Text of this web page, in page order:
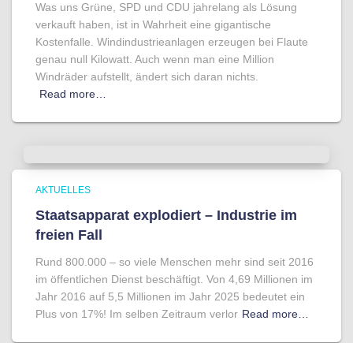
Was uns Grüne, SPD und CDU jahrelang als Lösung
verkauft haben, ist in Wahrheit eine gigantische
Kostenfalle. Windindustrieanlagen erzeugen bei Flaute
genau null Kilowatt. Auch wenn man eine Million
Windräder aufstellt, ändert sich daran nichts.
Read more…
AKTUELLES
Staatsapparat explodiert – Industrie im
freien Fall
Rund 800.000 – so viele Menschen mehr sind seit 2016
im öffentlichen Dienst beschäftigt. Von 4,69 Millionen im
Jahr 2016 auf 5,5 Millionen im Jahr 2025 bedeutet ein
Plus von 17%! Im selben Zeitraum verlor Read more…